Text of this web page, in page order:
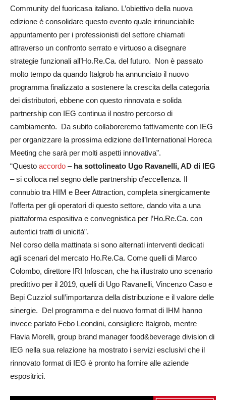
Community del fuoricasa italiano. L’obiettivo della nuova
edizione è consolidare questo evento quale irrinunciabile
appuntamento per i professionisti del settore chiamati
attraverso un confronto serrato e virtuoso a disegnare
strategie funzionali all’Ho.Re.Ca. del futuro. Non è passato
molto tempo da quando Italgrob ha annunciato il nuovo
programma finalizzato a sostenere la crescita della categoria
dei distributori, ebbene con questo rinnovata e solida
partnership con IEG continua il nostro percorso di
cambiamento. Da subito collaboreremo fattivamente con IEG
per organizzare la prossima edizione dell’International Horeca
Meeting che sarà per molti aspetti innovativa”.
“Questo accordo –ha sottolineato Ugo Ravanelli, AD di IEG
– si colloca nel segno delle partnership d’eccellenza. Il
connubio tra HIM e Beer Attraction, completa sinergicamente
l’offerta per gli operatori di questo settore, dando vita a una
piattaforma espositiva e convegnistica per l’Ho.Re.Ca. con
autentici tratti di unicità”.
Nel corso della mattinata si sono alternati interventi dedicati
agli scenari del mercato Ho.Re.Ca. Come quelli di Marco
Colombo, direttore IRI Infoscan, che ha illustrato uno scenario
predittivo per il 2019, quelli di Ugo Ravanelli, Vincenzo Caso e
Bepi Cuzziol sull’importanza della distribuzione e il valore delle
sinergie. Del programma e del nuovo format di IHM hanno
invece parlato Febo Leondini, consigliere Italgrob, mentre
Flavia Morelli, group brand manager food&beverage division di
IEG nella sua relazione ha mostrato i servizi esclusivi che il
rinnovato format di IEG è pronto ha fornire alle aziende
espositrici.